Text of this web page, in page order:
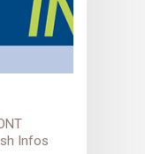
Infos